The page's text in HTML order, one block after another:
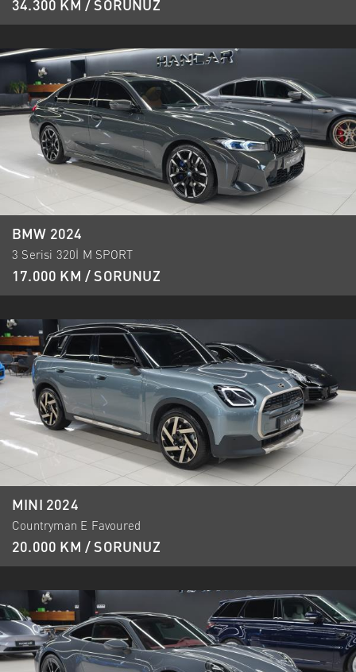
34.300 KM / SORUNUZ
BMW 2024
3 Serisi 320İ M SPORT
17.000 KM / SORUNUZ
MINI 2024
Countryman E Favoured
20.000 KM / SORUNUZ